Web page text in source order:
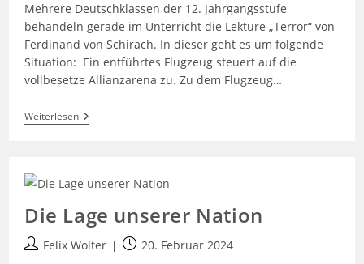
Mehrere Deutschklassen der 12. Jahrgangsstufe
behandeln gerade im Unterricht die Lektüre „Terror“ von
Ferdinand von Schirach. In dieser geht es um folgende
Situation: Ein entführtes Flugzeug steuert auf die
vollbesetze Allianzarena zu. Zu dem Flugzeug…
Weiterlesen
Die Lage unserer Nation
Felix Wolter 20. Februar 2024